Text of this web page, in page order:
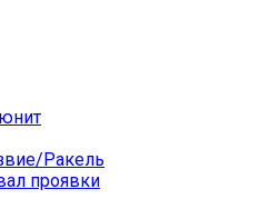
Ракель
проявки